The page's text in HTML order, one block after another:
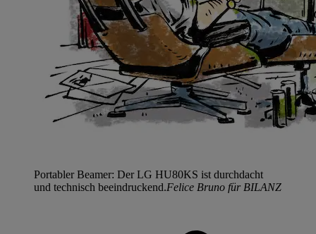
Portabler Beamer: Der LG HU80KS ist durchdacht
und technisch beeindruckend.Felice Bruno für BILANZ